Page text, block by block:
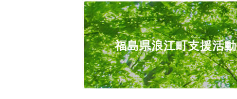
福島県浪江町支援活動